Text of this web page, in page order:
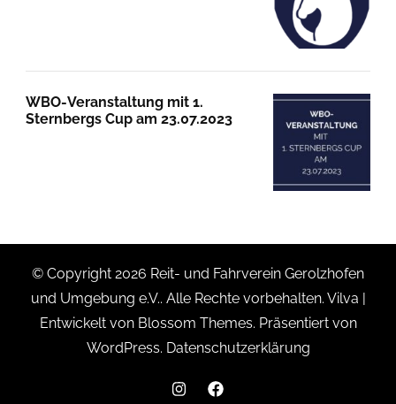
WBO-Veranstaltung mit 1.
Sternbergs Cup am 23.07.2023
© Copyright 2026 Reit- und Fahrverein Gerolzhofen
und Umgebung e.V.. Alle Rechte vorbehalten. Vilva |
Entwickelt von Blossom Themes. Präsentiert von
WordPress. Datenschutzerklärung